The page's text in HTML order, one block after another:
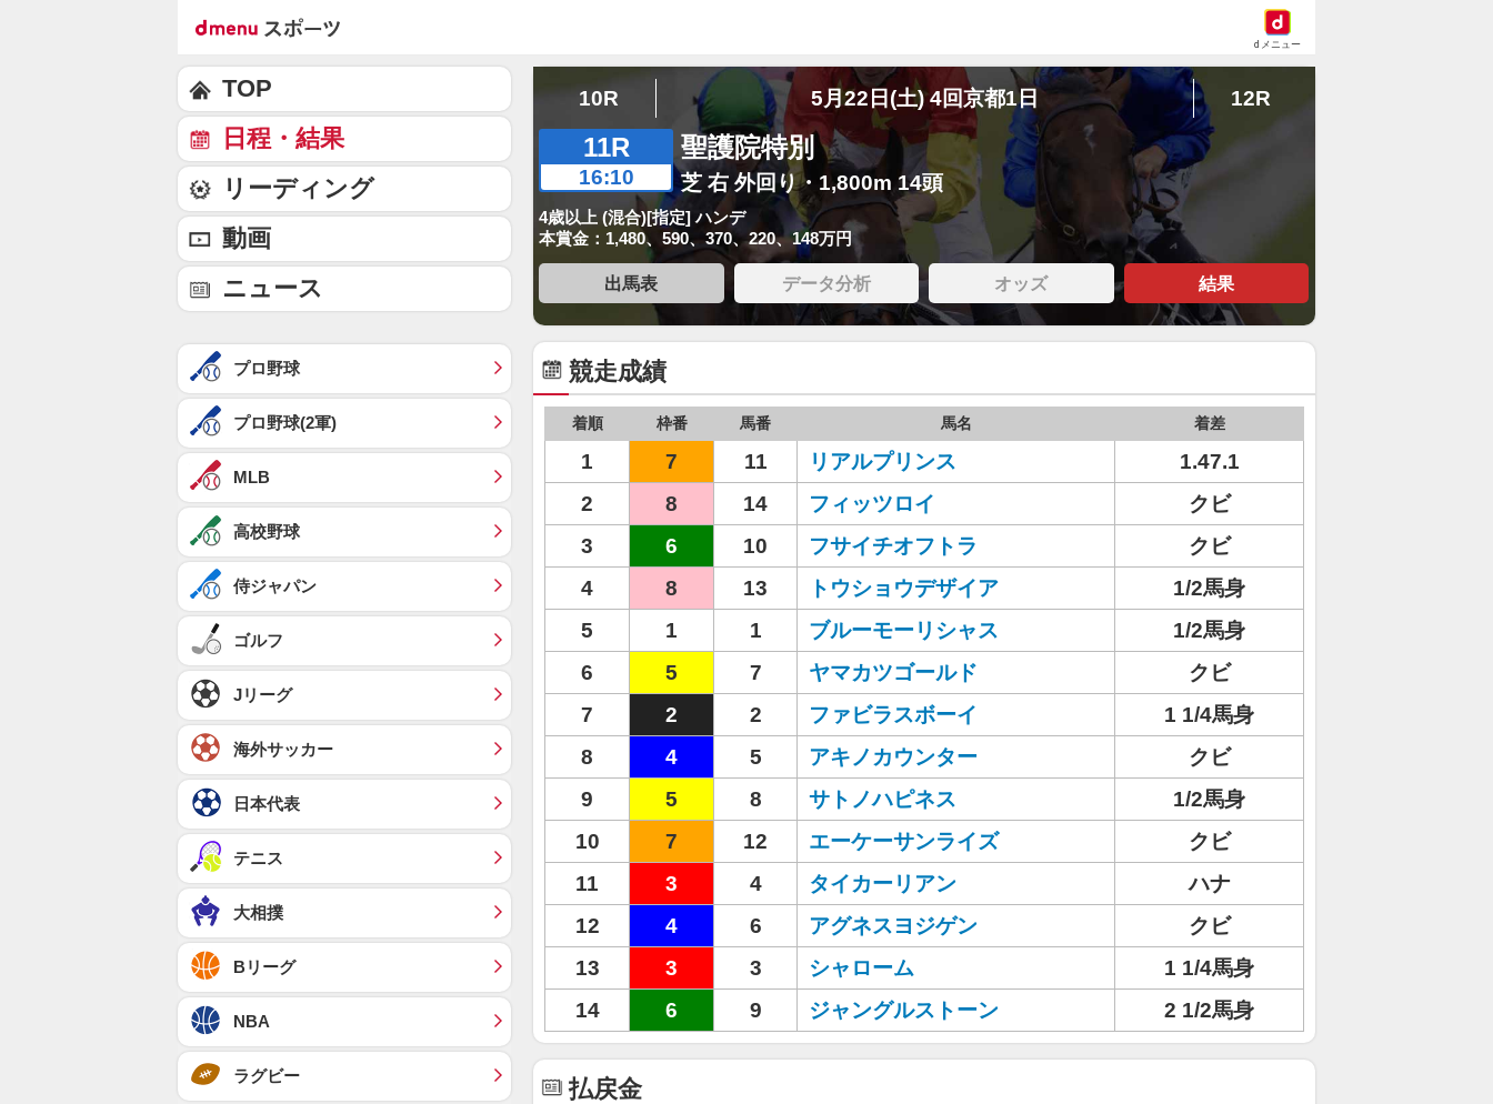
dメニュー
10R 5月22日(土) 4回京都1日 12R
11R
16:10
聖護院特別
芝 右 外回り・1,800m 14頭
4歳以上 (混合)[指定] ハンデ
本賞金：1,480、590、370、220、148万円
出馬表 データ分析 オッズ 結果
競走成績
着順 枠番 馬番 馬名 着差
1 7 11 リアルプリンス
1.47.1
2
8 14 フィッツロイ
クビ
3
6 10 フサイチオフトラ
クビ
4
8 13 トウショウデザイア
1/2馬身
5
1 1 ブルーモーリシャス
1/2馬身
6
5 7 ヤマカツゴールド
クビ
7
2 2 ファビラスボーイ
1 1/4馬身
8
4 5 アキノカウンター
クビ
9
5 8 サトノハピネス
1/2馬身
10
7 12 エーケーサンライズ
クビ
11
3 4 タイカーリアン
ハナ
12
4 6 アグネスヨジゲン
クビ
13
3 3 シャローム
1 1/4馬身
14
6 9 ジャングルストーン 2 1/2馬身
払戻金
TOP
日程・結果
リーディング
動画
ニュース
プロ野球
プロ野球(2軍)
MLB
高校野球
侍ジャパン
ゴルフ
Jリーグ
海外サッカー
日本代表
テニス
大相撲
Bリーグ
NBA
ラグビー